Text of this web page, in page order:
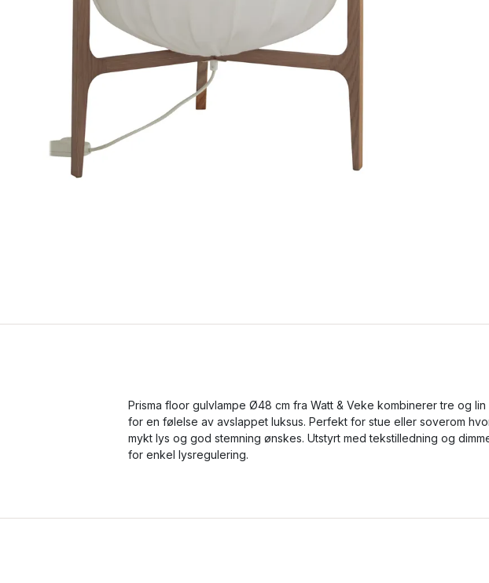
Prisma floor gulvlampe Ø48 cm fra Watt & Veke kombinerer tre og lin
for en følelse av avslappet luksus. Perfekt for stue eller soverom
mykt lys og god stemning ønskes. Utstyrt med tekstilledning og
for enkel lysregulering.